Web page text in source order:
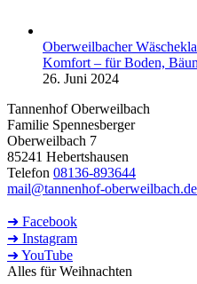
Oberweilbacher
Komfort – für Boden,
26. Juni 2024
Tannenhof Oberweilbach
Familie Spennesberger
Oberweilbach 7
85241 Hebertshausen
Telefon 08136-893644
mail@tannenhof-oberweilbach.de
➜ Facebook
➜ Instagram
➜ YouTube
Alles für Weihnachten